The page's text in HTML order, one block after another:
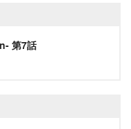
第7話